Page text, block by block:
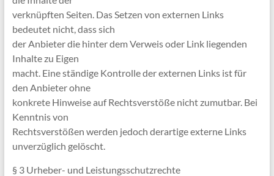
verknüpften Seiten. Das Setzen von externen Links
bedeutet nicht, dass sich
der Anbieter die hinter dem Verweis oder Link liegenden
Inhalte zu Eigen
macht. Eine ständige Kontrolle der externen Links ist für
den Anbieter ohne
konkrete Hinweise auf Rechtsverstöße nicht zumutbar. Bei
Kenntnis von
Rechtsverstößen werden jedoch derartige externe Links
unverzüglich gelöscht.
§ 3 Urheber- und Leistungsschutzrechte